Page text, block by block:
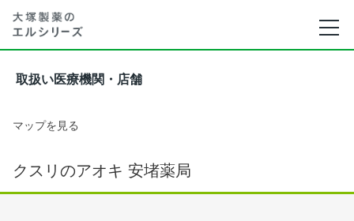
取扱い医療機関・店舗
マップを見る
クスリのアオキ 安堵薬局